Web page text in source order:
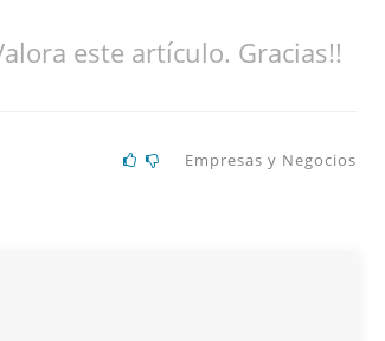
este artículo. Gracias!!
Empresas y Negocios